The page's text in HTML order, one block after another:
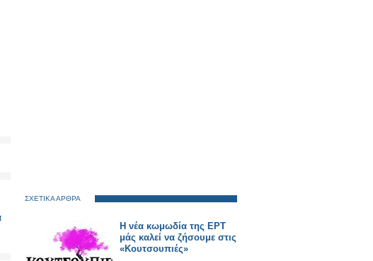
ΣΧΕΤΙΚΑ ΑΡΘΡΑ
Η νέα κωμωδία της ΕΡΤ
μάς καλεί να ζήσουμε στις
«Κουτσουπιές»